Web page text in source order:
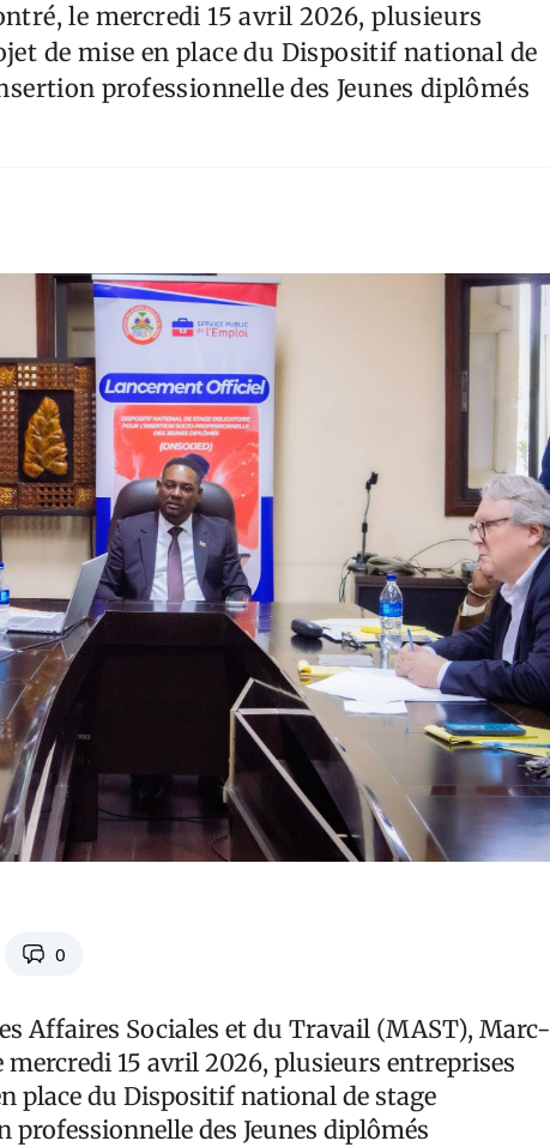
le mercredi 15 avril 2026, plusieurs
de mise en place du Dispositif national de
professionnelle des Jeunes diplômés
0
Affaires Sociales et du Travail (MAST), Marc-
mercredi 15 avril 2026, plusieurs entreprises
place du Dispositif national de stage
des Jeunes diplômés